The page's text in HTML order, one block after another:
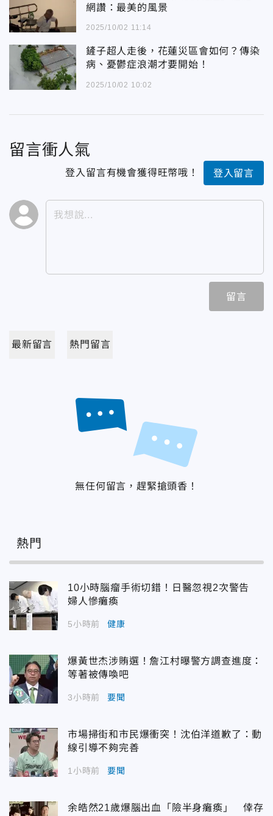
網讚：最美的風景
2025/10/02 11:14
鏟子超人走後，花蓮災區會如何？傳染
病、憂鬱症浪潮才要開始！
2025/10/02 10:02
留言衝人氣
登入留言有機會獲得旺幣哦！ 登入留言
留言
最新留言 熱門留言
無任何留言，趕緊搶頭香！
熱門
10小時腦瘤手術切錯！日醫忽視2次警告
婦人慘癱瘓
5小時前 健康
爆黃世杰涉賄選！詹江村曝警方調查進度：
等著被傳喚吧
3小時前 要聞
市場掃街和市民爆衝突！沈伯洋道歉了：動
線引導不夠完善
1小時前 要聞
余皓然21歲爆腦出血「險半身癱瘓」 倖存